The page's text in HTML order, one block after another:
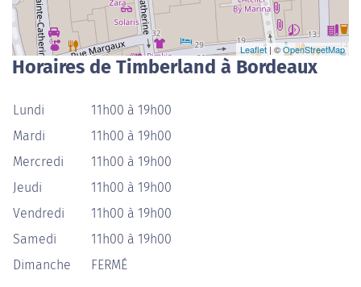
Leaflet | ©OpenStreetMap
Horaires de Timberland à Bordeaux
Lundi
11h00 à 19h00
Mardi
11h00 à 19h00
Mercredi
11h00 à 19h00
Jeudi
11h00 à 19h00
Vendredi
11h00 à 19h00
Samedi
11h00 à 19h00
Dimanche
FERMÉ